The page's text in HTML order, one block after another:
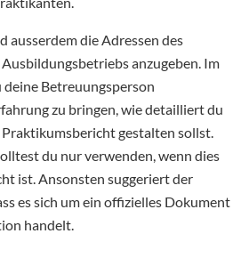
ausserdem die Adressen des
anzugeben. Im
Betreuungsperson
zu bringen, wie detailliert du
gestalten sollst.
du nur verwenden, wenn dies
ist. Ansonsten suggeriert der
es sich um ein offizielles Dokument
handelt.